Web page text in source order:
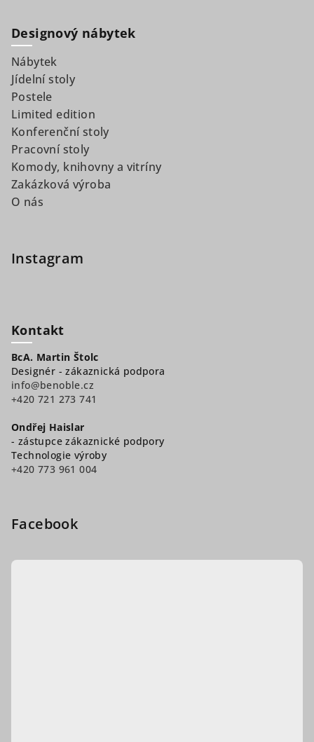
Designový nábytek
Nábytek
Jídelní stoly
Postele
Limited edition
Konferenční stoly
Pracovní stoly
Komody, knihovny a vitríny
Zakázková výroba
O nás
Instagram
Kontakt
BcA. Martin Štolc
Designér - zákaznická podpora
info@benoble.cz
+420 721 273 741
Ondřej Haislar
- zástupce zákaznické podpory
Technologie výroby
+420 773 961 004
Facebook